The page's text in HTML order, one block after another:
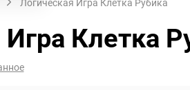
Логическая Игра Клетка Рубика
Клетка